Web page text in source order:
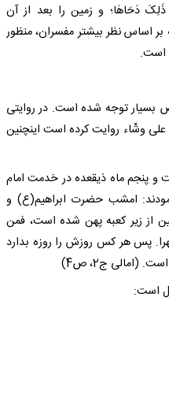
دَحَاهَا؛ و زمین را بعد از آن
اساس نظر بیشتر مفسران، منظور
است.
بسیار توجه شده است. در روایتی
وشّاء روایت کرده است اینچنین
پنجم ماه ذیقعده در خدمت امام
امشب حضرت ابراهیم(ع) و
از زیر کعبه پهن شده است، فمن
پس هر کس روزش را روزه بدارد
(امالی ج2، ص4)
است: